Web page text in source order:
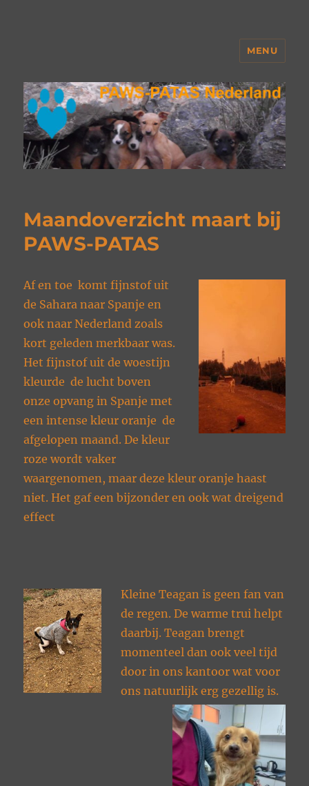
MENU
Maandoverzicht maart bij
PAWS-PATAS
Af en toe komt fijnstof uit
de Sahara naar Spanje en
ook naar Nederland zoals
kort geleden merkbaar was.
Het fijnstof uit de woestijn
kleurde de lucht boven
onze opvang in Spanje met
een intense kleur oranje de
afgelopen maand. De kleur
roze wordt vaker
waargenomen, maar deze kleur oranje haast
niet. Het gaf een bijzonder en ook wat dreigend
effect
Kleine Teagan is geen fan van
de regen. De warme trui helpt
daarbij. Teagan brengt
momenteel dan ook veel tijd
door in ons kantoor wat voor
ons natuurlijk erg gezellig is.